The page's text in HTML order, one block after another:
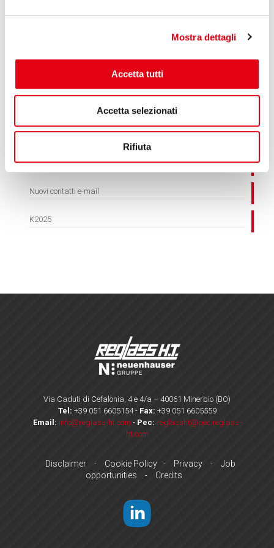
Mostra dettagli
Accetta tutti
Accetta selezionati
Rifiuta
ARTICOLI RECENTI
Speciale MATERIALI COMPOSITI
Nuovi contatti e-mail
K2025
Via Caduti di Cefalonia, 4 e 4/a – 40061 Minerbio (BO)
Tel: +39 051 6605154- Fax: +39 051 6605559
Email: info@reglass-ht.com - Pec: reglassht@pec.reglass-
ht.com
Disclaimer - Cookie Policy - Privacy -
Job
opportunities
- Credits